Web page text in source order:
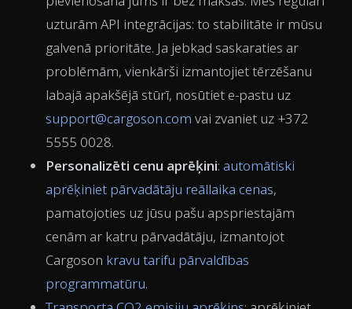
uzturām API integrācijas: to stabilitāte ir mūsu
galvenā prioritāte. Ja jebkad saskaraties ar
problēmām, vienkārši izmantojiet tērzēšanu
labajā apakšējā stūrī, nosūtiet e-pastu uz
support@cargoson.com vai zvaniet uz +372
5555 0028.
Personalizēti cenu aprēķini: automātiski
aprēķiniet pārvadātāju reāllaika cenas,
pamatojoties uz jūsu pašu apspriestajām
cenām ar katru pārvadātāju, izmantojot
Cargoson kravu tarifu pārvaldības
programmatūru.